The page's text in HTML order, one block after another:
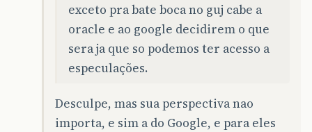
exceto pra bate boca no guj cabe a
oracle e ao google decidirem o que
sera ja que so podemos ter acesso a
especulações.
Desculpe, mas sua perspectiva nao
importa, e sim a do Google, e para eles